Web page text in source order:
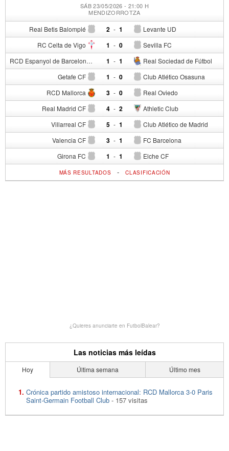
SÁB 23/05/2026 - 21:00 H
MENDIZORROTZA
Real Betis Balompié 2 - Levante UD
1
RC Celta de Vigo 1 - Sevilla FC
0
RCD Espanyol de Barcelona 1 - Real Sociedad de Fútbol
1
Getafe CF 1 - Club Atlético Osasuna
0
RCD Mallorca 3 - Real Oviedo
0
Real Madrid CF 4 - Athletic Club
2
Villarreal CF 5 - Club Atlético de Madrid
1
Valencia CF 3 - FC Barcelona
1
Girona FC 1 - Elche CF
1
MÁS RESULTADOS -CLASIFICACIÓN
¿Quieres anunciarte en FutbolBalear?
Las noticias más leídas
Hoy Última semana Último mes
Crónica partido amistoso internacional: RCD Mallorca 3-0 Paris
Saint-Germain Football Club - 157 visitas